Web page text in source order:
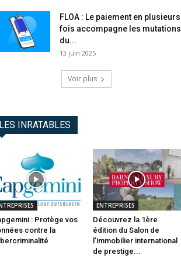
FLOA : Le paiement en plusieurs
fois accompagne les mutations
du...
13 juin 2025
Voir plus
LES INRATABLES
: Protège vos
contre la
ENTREPRISES
Découvrez la 1ère
édition du Salon de
l’immobilier international
de prestige...